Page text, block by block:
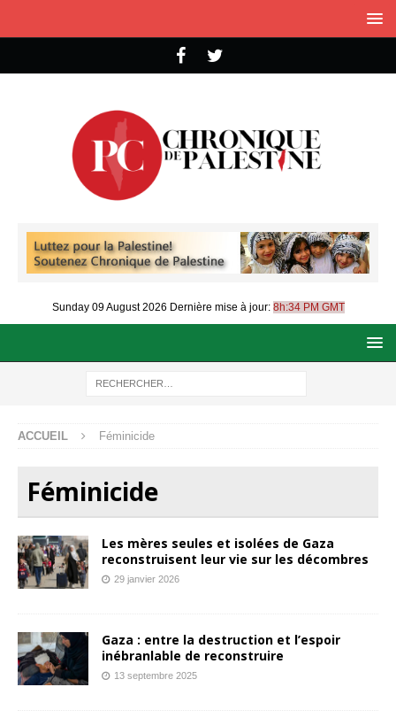
Sunday 09 August 2026 Dernière mise à jour: 8h:34 PM GMT
ACCUEIL Féminicide
Féminicide
Les mères seules et isolées de Gaza
reconstruisent leur vie sur les décombres
29 janvier 2026
Gaza : entre la destruction et l’espoir
inébranlable de reconstruire
13 septembre 2025